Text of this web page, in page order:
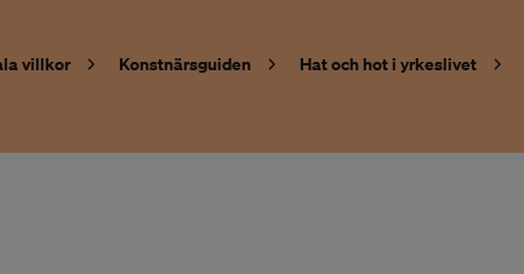
villkor Konstnärsguiden Hat och hot i yrkeslivet